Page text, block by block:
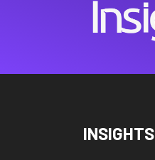
INSIGHTS